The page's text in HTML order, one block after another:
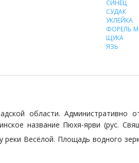
СИНЕЦ
СУДАК
УКЛЕЙКА
ФОРЕЛЬ
ЩУКА
ЯЗЬ
области. Административно
название Пюхя-ярви (рус.
реки Весёлой. Площадь водного
достаточно крупные, это –